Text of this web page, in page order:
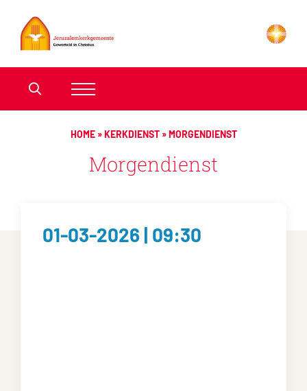
HOME»KERKDIENST»MORGENDIENST
Morgendienst
01-03-2026 | 09:30